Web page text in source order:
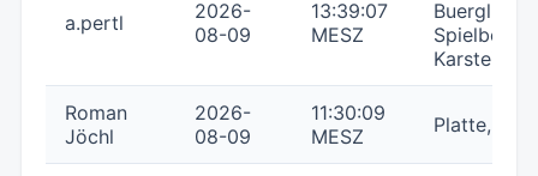
a.pertl
2026-
08-09
13:39:07
MESZ
Buerglkopf,
Spielberg,
Karstein,
Roman
Jöchl
2026-
08-09
11:30:09
MESZ
Platte,